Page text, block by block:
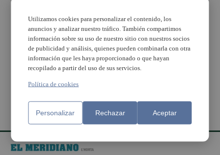
Alfafar recoge más de
80 kilos de pilas y
bombillas
Torrent, el único
municipio de la
Comunitat Valenciana
con todas sus farolas
inteligentes
Utilizamos cookies para personalizar el contenido, los
anuncios y analizar nuestro tráfico. También compartimos
información sobre su uso de nuestro sitio con nuestros socios
de publicidad y análisis, quienes pueden combinarla con otra
información que les haya proporcionado o que hayan
recopilado a partir del uso de sus servicios.
Política de cookies
Personalizar Rechazar Aceptar